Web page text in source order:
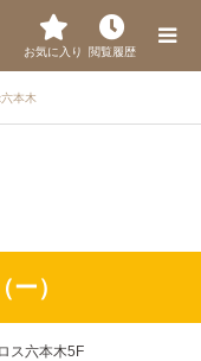
お気に入り 閲覧履歴
本木
）
ス六本木5F